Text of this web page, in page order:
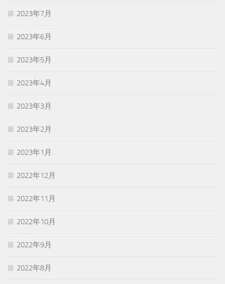
2023年7月
2023年6月
2023年5月
2023年4月
2023年3月
2023年2月
2023年1月
2022年12月
2022年11月
2022年10月
2022年9月
2022年8月